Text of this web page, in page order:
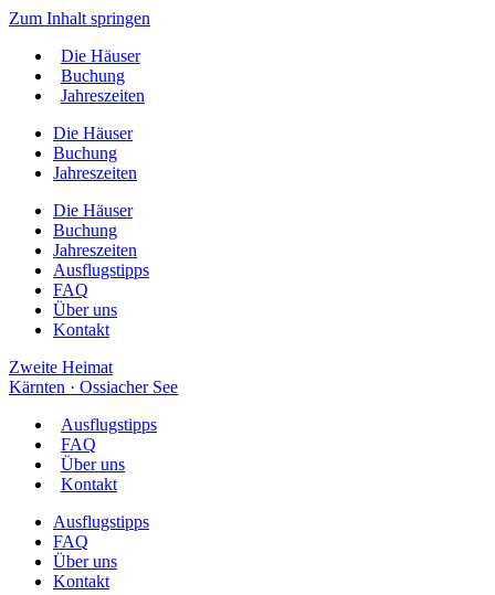
Zum Inhalt springen
Die Häuser
Buchung
Jahreszeiten
Die Häuser
Buchung
Jahreszeiten
Die Häuser
Buchung
Jahreszeiten
Ausflugstipps
FAQ
Über uns
Kontakt
Zweite Heimat
Kärnten · Ossiacher See
Ausflugstipps
FAQ
Über uns
Kontakt
Ausflugstipps
FAQ
Über uns
Kontakt